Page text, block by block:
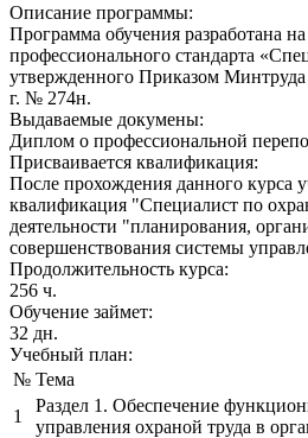
Описание программы:
Программа обучения разработана
профессионального стандарта
утвержденного Приказом Минтруда
г. № 274н.
Выдаваемые докумены:
Диплом о профессиональной
Присваивается квалификация:
После прохождения данного курса
квалификация "Специалист по
деятельности "планирования,
совершенствования системы
Продолжительность курса:
256 ч.
Обучение займет:
32 дн.
Учебный план:
№ Тема
1
Раздел 1. Обеспечение
управления охраной труда в